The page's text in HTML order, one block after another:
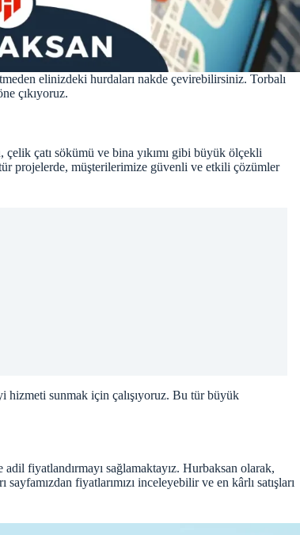
elinizdeki hurdaları nakde çevirebilirsiniz. Torbalı
çıkıyoruz.
çelik çatı sökümü ve bina yıkımı gibi büyük ölçekli
projelerde, müşterilerimize güvenli ve etkili çözümler
hizmeti sunmak için çalışıyoruz. Bu tür büyük
fiyatlandırmayı sağlamaktayız. Hurbaksan olarak,
sayfamızdan fiyatlarımızı inceleyebilir ve en kârlı satışları